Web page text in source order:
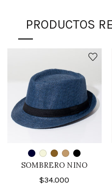
PRODUCTOS
SOMBRERO NINO
$34.000